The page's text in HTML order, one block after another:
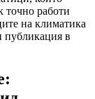
точно работи
на климатика
публикация в